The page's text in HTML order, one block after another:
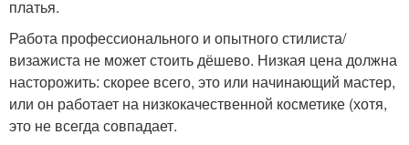
платья.
Работа профессионального и опытного стилиста/
визажиста не может стоить дёшево. Низкая цена должна
насторожить: скорее всего, это или начинающий мастер,
или он работает на низкокачественной косметике (хотя,
это не всегда совпадает.